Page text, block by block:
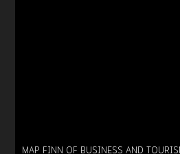
MAP FINN OF BUSINESS AND